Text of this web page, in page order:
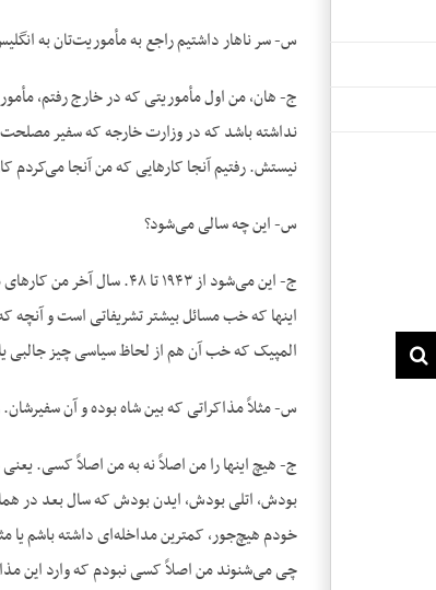
س- سر ناهار داشتیم راجع به مأموریت‌تان به
ج- هان، من اول مأموریتی که در خارج رفتم،
نداشته باشد که در وزارت خارجه که سفیر
نیستش. رفتیم آنجا کارهایی که من آنجا می‌کردم
س- این چه سالی می‌شود؟
ج- این می‌شود از ۱۹۴۳
اینها که خب مسائل بیشتر تشریفاتی است و آنچه
المپیک که خب آن هم از لحاظ سیاسی چیز جالبی
س- مثلاً مذاکراتی که بین شاه بوده و آن
ج- هیچ اینها را من اصلاً نه به من اصلاً کسی.
بودش، اتلی بودش، ایدن بودش که سال بعد در همان
چی می‌شنوند من اصلاً کسی نبودم که وارد این